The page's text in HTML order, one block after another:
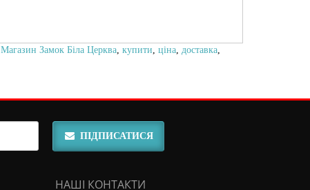
Магазин Замок Біла Церква, купити, ціна, доставка,
ПІДПИСАТИСЯ
НАШІ КОНТАКТИ